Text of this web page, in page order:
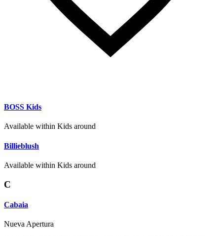
BOSS Kids
Available within Kids around
Billieblush
Available within Kids around
C
Cabaia
Nueva Apertura